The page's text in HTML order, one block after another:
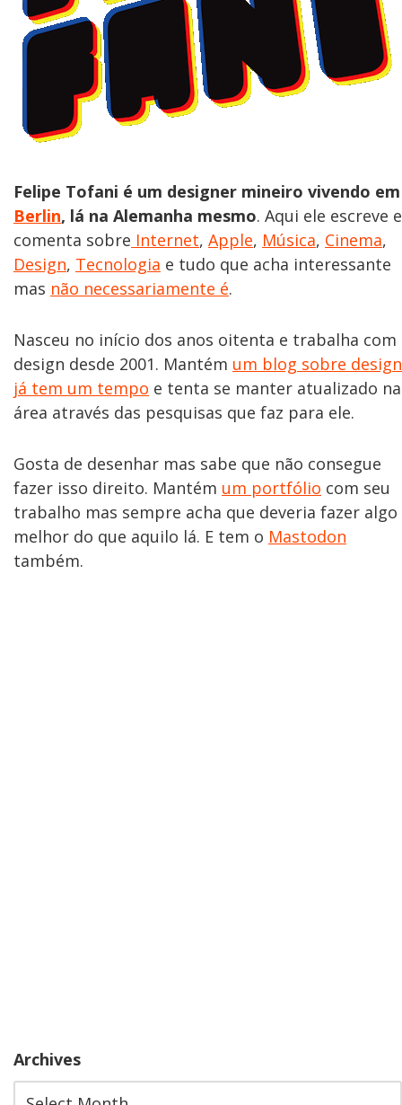
Felipe Tofani é um designer mineiro vivendo em
Berlin, lá na Alemanha mesmo. Aqui ele escreve e
comenta sobre Internet, Apple, Música, Cinema,
Design, Tecnologia e tudo que acha interessante
mas não necessariamente é.
Nasceu no início dos anos oitenta e trabalha com
design desde 2001. Mantém um blog sobre design
já tem um tempo e tenta se manter atualizado na
área através das pesquisas que faz para ele.
Gosta de desenhar mas sabe que não consegue
fazer isso direito. Mantém um portfólio com seu
trabalho mas sempre acha que deveria fazer algo
melhor do que aquilo lá. E tem o Mastodon
também.
Archives